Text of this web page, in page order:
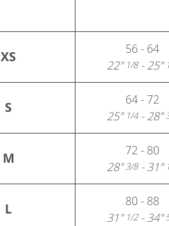
XS
56 - 64
22"1/8- 25"
S
64 - 72
25"1/4- 28"
M
72 - 80
28"3/8- 31"
L
80 - 88
31"1/2- 34"